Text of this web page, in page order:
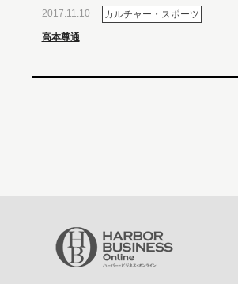
2017.11.10 カルチャー・スポーツ
高本尊通